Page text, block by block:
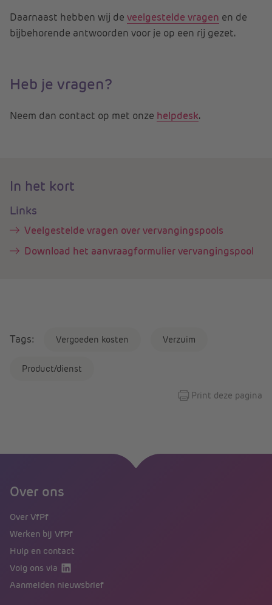
Daarnaast hebben wij de veelgestelde vragen en de
bijbehorende antwoorden voor je op een rij gezet.
Heb je vragen?
Neem dan contact op met onze helpdesk.
In het kort
Links
Veelgestelde vragen over vervangingspools
Download het aanvraagformulier vervangingspool
Tags: Vergoeden kosten Verzuim
Product/dienst
Print deze pagina
Over ons
Over VfPf
Werken bij VfPf
Hulp en contact
Volg ons via
Aanmelden nieuwsbrief